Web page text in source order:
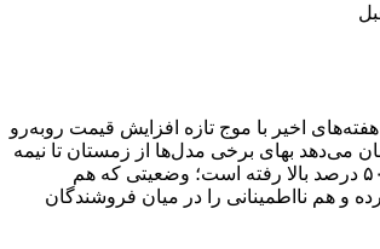
هفته‌های اخیر با موج تازه افزایش قیمت روبه‌رو
می‌دهد بهای برخی مدل‌ها از زمستان تا نیمه
اردیبهشت ۱۴۰۵ تا ۵۰ درصد بالا رفته است؛ وضعیتی که هم
و هم نااطمینانی را در میان فروشندگان